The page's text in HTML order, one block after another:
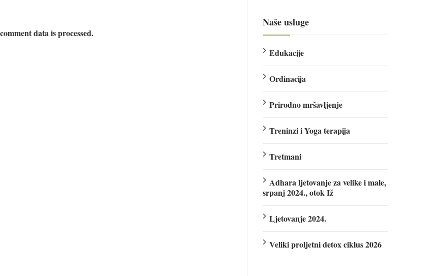
data is processed.
Naše usluge
Edukacije
Ordinacija
Prirodno mršavljenje
Treninzi i Yoga terapija
Tretmani
Adhara ljetovanje za velike i male,
srpanj 2024., otok Iž
Ljetovanje 2024.
Veliki proljetni detox ciklus 2026